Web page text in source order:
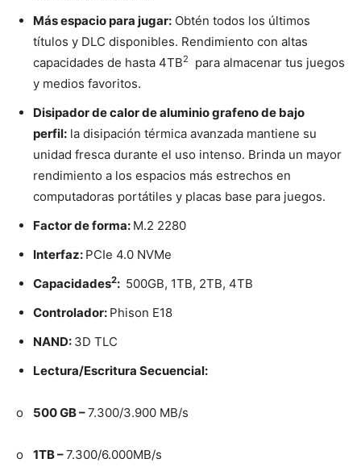
Más espacio para jugar: Obtén todos los últimos
títulos y DLC disponibles. Rendimiento con altas
capacidades de hasta 4TB2
para almacenar tus juegos
y medios favoritos.
Disipador de calor de aluminio grafeno de bajo
perfil: la disipación térmica avanzada mantiene su
unidad fresca durante el uso intenso. Brinda un mayor
rendimiento a los espacios más estrechos en
computadoras portátiles y placas base para juegos.
Factor de forma: M.2 2280
Interfaz: PCIe 4.0 NVMe
Capacidades2: 500GB, 1TB, 2TB, 4TB
Controlador: Phison E18
NAND: 3D TLC
Lectura/Escritura Secuencial:
o 500 GB –7.300/3.900 MB/s
o 1TB –7.300/6.000MB/s